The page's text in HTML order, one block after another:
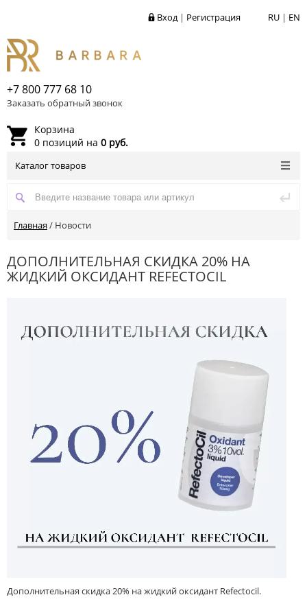
RU | EN
Вход| Регистрация
+7 800 777 68 10
Заказать обратный звонок
Корзина
0 позиций на 0 руб.
Каталог товаров
Главная / Новости
ДОПОЛНИТЕЛЬНАЯ СКИДКА 20% НА
ЖИДКИЙ ОКСИДАНТ REFECTOCIL
Дополнительная скидка 20% на жидкий оксидант Refectocil.